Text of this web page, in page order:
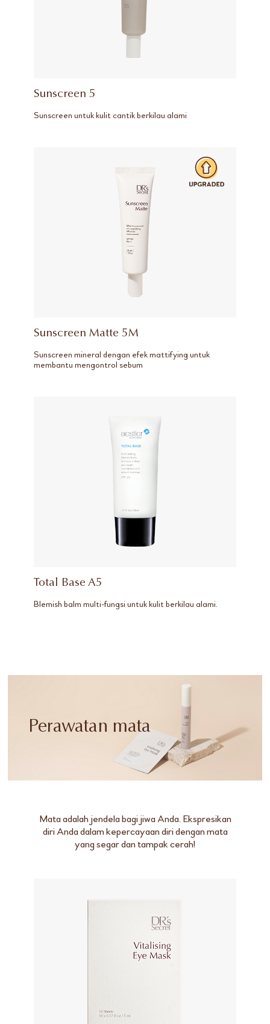
Sunscreen 5
Sunscreen untuk kulit cantik berkilau alami
Sunscreen Matte 5M
Sunscreen mineral dengan efek mattifying untuk
membantu mengontrol sebum
Total Base A5
Blemish balm multi-fungsi untuk kulit berkilau alami.
Perawatan mata
Mata adalah jendela bagi jiwa Anda. Ekspresikan
diri Anda dalam kepercayaan diri dengan mata
yang segar dan tampak cerah!